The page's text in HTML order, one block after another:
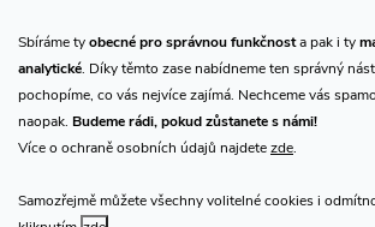
Sbíráme tyobecné pro správnou funkčnosta pak i ty
analytické. Díky těmto zase nabídneme ten správný
pochopíme, co vás nejvíce zajímá. Nechceme vás
naopak. Budeme rádi, pokud zůstanete s námi!
Více o ochraně osobních údajů najdetezde.
Samozřejmě můžete všechny volitelné cookies i
Přijímáme online platby